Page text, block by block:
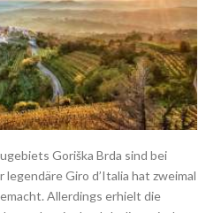
Goriška Brda sind bei
Giro d’Italia hat zweimal
Allerdings erhielt die